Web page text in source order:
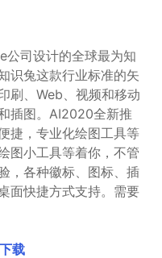
公司设计的全球最为知
识兔这款行业标准的矢
刷、Web、视频和移动
插图。AI2020全新推
捷，专业化绘图工具等
图小工具等着你，不管
，各种徽标、图标、插
面快捷方式支持。需要
载